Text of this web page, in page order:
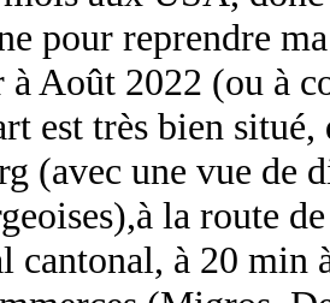
pour reprendre
à Août 2022 (ou à
est très bien
(avec une vue de
la route
cantonal, à 20 min